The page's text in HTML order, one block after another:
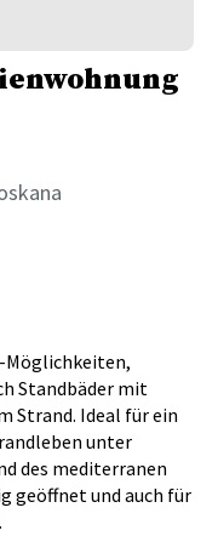
Möglichkeiten,
Standbäder mit
Strand. Ideal für ein
unter
des mediterranen
geöffnet und auch für